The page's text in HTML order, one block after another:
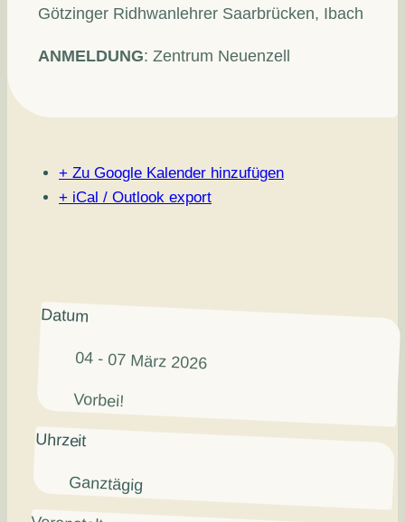
Götzinger Ridhwanlehrer Saarbrücken, Ibach
ANMELDUNG: Zentrum Neuenzell
+ Zu Google Kalender hinzufügen
+ iCal / Outlook export
Datum
04 - 07 März 2026
Vorbei!
Uhrzeit
Ganztägig